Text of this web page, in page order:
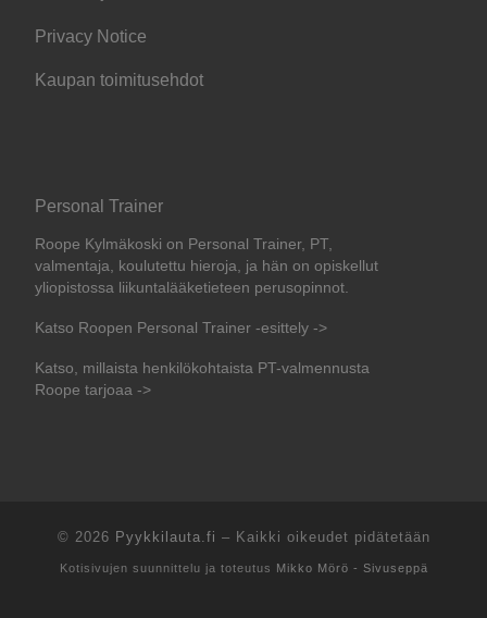
Privacy Notice
Kaupan toimitusehdot
Personal Trainer
Roope Kylmäkoski on Personal Trainer, PT,
valmentaja, koulutettu hieroja, ja hän on opiskellut
yliopistossa liikuntalääketieteen perusopinnot.
Katso Roopen Personal Trainer -esittely ->
Katso, millaista henkilökohtaista PT-valmennusta
Roope tarjoaa ->
© 2026 Pyykkilauta.fi – Kaikki oikeudet pidätetään
Kotisivujen suunnittelu ja toteutus Mikko Mörö - Sivuseppä